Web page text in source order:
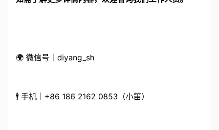
🌍 微信号｜diyang_sh
🕴 手机｜+86 186 2162 0853（小笛）